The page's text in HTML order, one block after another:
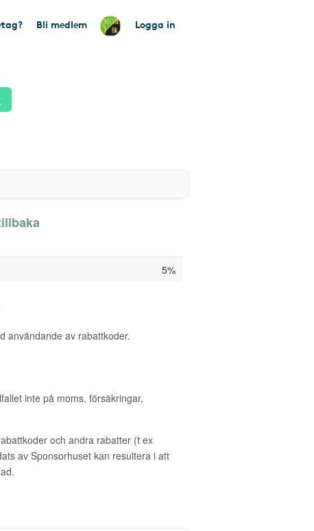
Bli medlem Logga in
5%
användande av rabattkoder.
inte på moms, försäkringar,
och andra rabatter (t ex
av Sponsorhuset kan resultera i att